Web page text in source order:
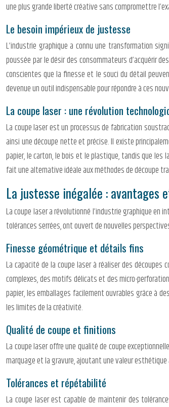
une plus grande liberté créative sans compromettre
Le besoin impérieux de justesse
L’industrie graphique a connu une transformation
poussée par le désir des consommateurs d’acquérir
conscientes que la finesse et le souci du détail
devenue un outil indispensable pour répondre à ces
La coupe laser : une révolution
La coupe laser est un processus de fabrication
ainsi une découpe nette et précise. Il existe
papier, le carton, le bois et le plastique, tandis que
fait une alternative idéale aux méthodes de découpe
La justesse inégalée : avantages
La coupe laser a révolutionné l’industrie graphique
tolérances serrées, ont ouvert de nouvelles
Finesse géométrique et détails fins
La capacité de la coupe laser à réaliser des
complexes, des motifs délicats et des micro-
papier, les emballages facilement ouvrables grâce à
les limites de la créativité.
Qualité de coupe et finitions
La coupe laser offre une qualité de coupe
marquage et la gravure, ajoutant une valeur
Tolérances et répétabilité
La coupe laser est capable de maintenir des